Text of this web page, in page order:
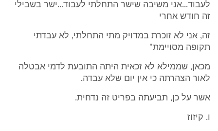
לעבוד...אני משיבה שישר התחלתי לעבוד...ישר בשבילי
זה חודש אחרי
זה, אני לא זוכרת במדויק מתי התחלתי, לא עבדתי
תקופה מסויימת"
מכאן, שממילא לא זכאית היתה התובעת לדמי אבטלה
לאור הצהרתה כי אין יום שלא עבדה.
אשר על כן, תביעתה בפריט זה נדחית.
ו. קיזוז